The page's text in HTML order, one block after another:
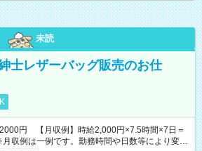
未読
士レザーバッグ販売のお仕
円 【月収例】時給2,000円×7.5時間×7日＝
収例は一例です。勤務時間や日数等により変動